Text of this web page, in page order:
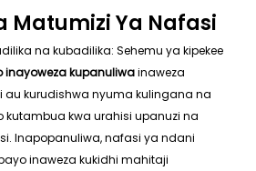
Matumizi Ya Nafasi
na kubadilika: Sehemu ya kipekee
kupanuliwainaweza
au kurudishwa nyuma kulingana na
kutambua kwa urahisi upanuzi na
Inapopanuliwa, nafasi ya ndani
inaweza kukidhi mahitaji